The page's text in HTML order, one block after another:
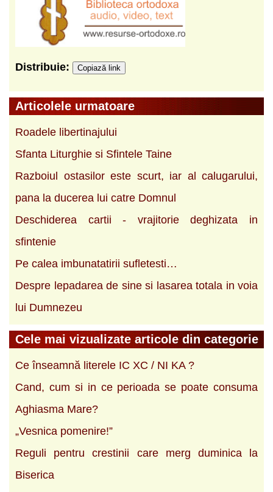
Distribuie: Copiază link
Articolele urmatoare
Roadele libertinajului
Sfanta Liturghie si Sfintele Taine
Razboiul os­tasilor este scurt, iar al calugarului,
pana la ducerea lui catre Domnul
Deschiderea cartii - vrajitorie deghizata in
sfintenie
Pe calea imbunatatirii sufletesti…
Despre lepadarea de sine si lasarea totala in voia
lui Dumnezeu
Cele mai vizualizate articole din categorie
Ce înseamnă literele IC XC / NI KA ?
Cand, cum si in ce perioada se poate consuma
Aghiasma Mare?
„Vesnica pomenire!”
Reguli pentru crestinii care merg duminica la
Biserica